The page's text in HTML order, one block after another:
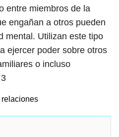
entre miembros de la
engañan a otros pueden
mental. Utilizan este tipo
ejercer poder sobre otros
o incluso
3
relaciones